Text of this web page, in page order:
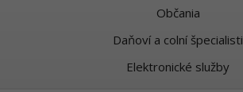
Občania
Daňoví a colní špecialisti
Elektronické služby